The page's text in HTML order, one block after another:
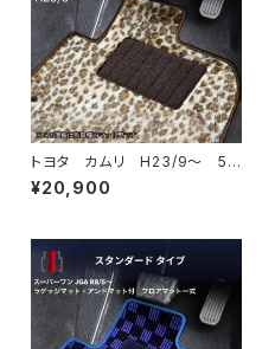
トヨタ カムリ H23/9〜 5
0/70系 フロアマット一式 カ
ーマット スペシャルタイプ
¥20,900